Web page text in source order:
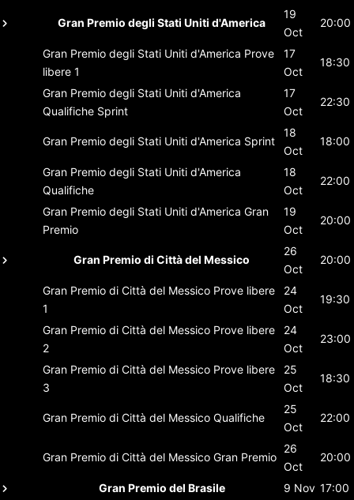
Gran Premio degli Stati Uniti d'America
19
Oct
20:00
Gran Premio degli Stati Uniti d'America Prove
libere 1
17
Oct
18:30
Gran Premio degli Stati Uniti d'America
Qualifiche Sprint
17
Oct
22:30
Gran Premio degli Stati Uniti d'America Sprint
18
Oct
18:00
Gran Premio degli Stati Uniti d'America
Qualifiche
18
Oct
22:00
Gran Premio degli Stati Uniti d'America Gran
Premio
19
Oct
20:00
Gran Premio di Città del Messico
26
Oct
20:00
Gran Premio di Città del Messico Prove libere
1
24
Oct
19:30
Gran Premio di Città del Messico Prove libere
2
24
Oct
23:00
Gran Premio di Città del Messico Prove libere
3
25
Oct
18:30
Gran Premio di Città del Messico Qualifiche
25
Oct
22:00
Gran Premio di Città del Messico Gran Premio
26
Oct
20:00
Gran Premio del Brasile 9 Nov 17:00